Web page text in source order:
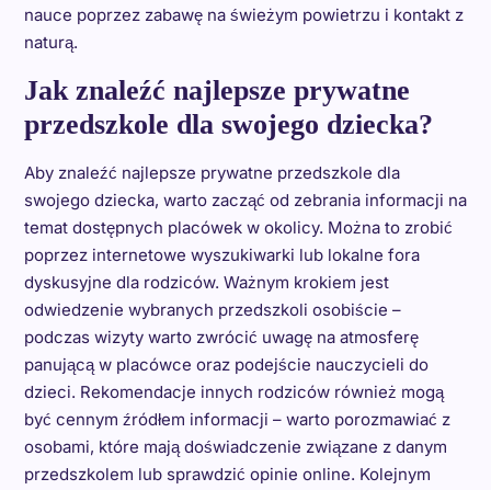
nauce poprzez zabawę na świeżym powietrzu i kontakt z
naturą.
Jak znaleźć najlepsze prywatne
przedszkole dla swojego dziecka?
Aby znaleźć najlepsze prywatne przedszkole dla
swojego dziecka, warto zacząć od zebrania informacji na
temat dostępnych placówek w okolicy. Można to zrobić
poprzez internetowe wyszukiwarki lub lokalne fora
dyskusyjne dla rodziców. Ważnym krokiem jest
odwiedzenie wybranych przedszkoli osobiście –
podczas wizyty warto zwrócić uwagę na atmosferę
panującą w placówce oraz podejście nauczycieli do
dzieci. Rekomendacje innych rodziców również mogą
być cennym źródłem informacji – warto porozmawiać z
osobami, które mają doświadczenie związane z danym
przedszkolem lub sprawdzić opinie online. Kolejnym